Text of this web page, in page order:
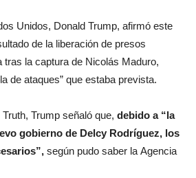
Unidos, Donald Trump, afirmó este
de la liberación de presos
tras la captura de Nicolás Maduro,
de ataques” que estaba prevista.
Trump señaló que, debido a “la
gobierno de Delcy Rodríguez, los
según pudo saber la Agencia